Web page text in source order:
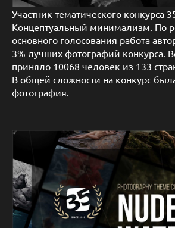
Участник тематического конкурса
Концептуальный минимализм. По
основного голосования работа
3% лучших фотографий конкурса.
приняло 10068 человек из 133
В общей сложности на конкурс
фотография.